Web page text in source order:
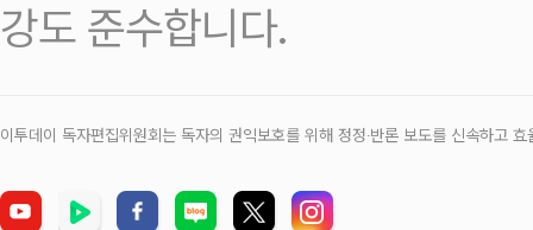
강도 준수합니다.
이투데이 독자편집위원회는 독자의 권익보호를 위해 정정‧반론 보도를 신속하고